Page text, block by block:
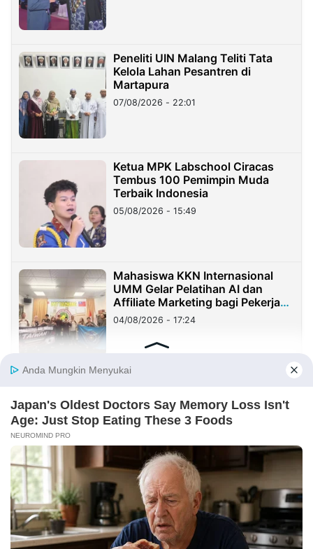
Peneliti UIN Malang Teliti Tata
Kelola Lahan Pesantren di
Martapura
07/08/2026 - 22:01
Ketua MPK Labschool Ciracas
Tembus 100 Pemimpin Muda
Terbaik Indonesia
05/08/2026 - 15:49
Mahasiswa KKN Internasional
UMM Gelar Pelatihan AI dan
Affiliate Marketing bagi Pekerja
Migran Indonesia di Taiwan
04/08/2026 - 17:24
KOLOM
Yang Mahal Bukan Suara Rakyat
29/07/2026 - 00:37
Haji Her Mirip Prabowo, Rejekinya